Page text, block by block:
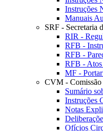
Instruções
Manuais
SRF - Secretaria
RIR -
RFB -
RFB -
RFB -
MF -
CVM -
Sumário
Instruções
Notas
Ofícios